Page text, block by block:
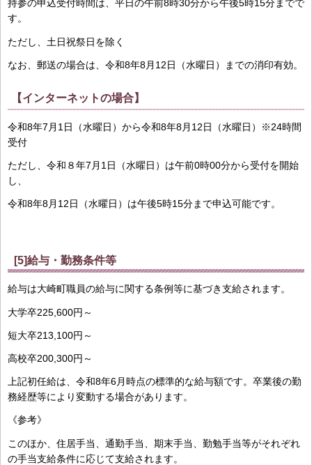
持参の申込受付時間は、平日の午前8時30分から午後5時15分までで
す。
ただし、土日祝祭日を除く
なお、郵送の場合は、令和8年8月12日（水曜日）までの消印有効。
【インターネットの場合】
令和8年7月1日（水曜日）から令和8年8月12日（水曜日）※24時間
受付
ただし、令和８年7月1日（水曜日）は午前0時00分から受付を開始
し、
令和8年8月12日（水曜日）は午後5時15分まで申込可能です。
[5]給与・勤務条件等
給与は大崎町職員の給与に関する条例等に基づき支給されます。
大学卒225,600円～
短大卒213,100円～
高校卒200,300円～
上記初任給は、令和8年6月時点の標準的な給与額です。卒業後の勤
務経歴等により変動する場合があります。
《参考》
このほか、住居手当、通勤手当、期末手当、勤勉手当等がそれぞれ
の手当支給条件に応じて支給されます。